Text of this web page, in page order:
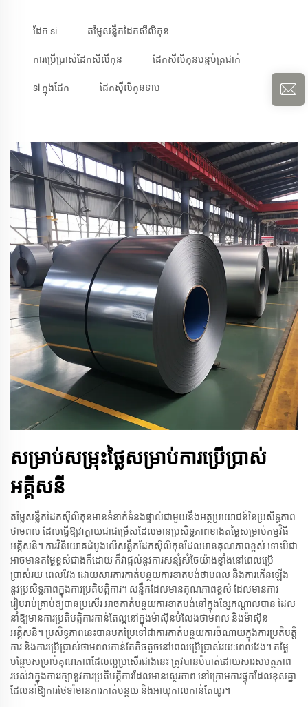
ដែក si តម្លៃសន្លឹកដែកសីលីកុន
ការប្រើប្រាស់ដែកសីលីកុន ដែកសីលីកុនបន្តប់ត្រជាក់
si ក្នុងដែក ដែកស៊ីលីកូនទាប
សម្រាប់សម្រុះថ្លៃសម្រាប់ការប្រើប្រាស់
អគ្គីសនី
តម្លៃសន្លឹកដែកស៊ីលីកុនមានទំនាក់ទំនងផ្ទាល់ជាមួយនឹងអត្ថប្រយោជន៍នៃប្រសិទ្ធភាព
ថាមពល ដែលធ្វើឱ្យវាក្លាយជាជម្រើសដែលមានប្រសិទ្ធភាពខាងតម្លៃសម្រាប់កម្មវិធី
អគ្គិសនី។ ការវិនិយោគដំបូងលើសន្លឹកដែកស៊ីលីកុនដែលមានគុណភាពខ្ពស់ ទោះបីជា
អាចមានតម្លៃខ្ពស់ជាងក៏ដោយ ក៏វាផ្តល់នូវការសន្សំសំចៃយ៉ាងខ្លាំងនៅពេលប្រើ
ប្រាស់រយៈពេលវែង ដោយសារការកាត់បន្ថយការខាតបង់ថាមពល និងការកើនឡើង
នូវប្រសិទ្ធភាពក្នុងការប្រតិបត្តិការ។ សន្លឹកដែលមានគុណភាពខ្ពស់ ដែលមានការ
រៀបរាប់គ្រាប់ឱ្យបានប្រសើរ អាចកាត់បន្ថយការខាតបង់នៅក្នុងខ្សែកណ្ដាលបាន ដែល
នាំឱ្យមានការប្រតិបត្តិការកាន់តែល្អនៅក្នុងម៉ាស៊ីនបំលែងថាមពល និងម៉ាស៊ីន
អគ្គិសនី។ ប្រសិទ្ធភាពនេះបានបកប្រែទៅជាការកាត់បន្ថយការចំណាយក្នុងការប្រតិបត្តិ
ការ និងការប្រើប្រាស់ថាមពលកាន់តែតិចតួចនៅពេលប្រើប្រាស់រយៈពេលវែង។ តម្លៃ
បន្ថែមសម្រាប់គុណភាពដែលល្អប្រសើរជាងនេះ ត្រូវបានបំបាត់ដោយសារសមត្ថភាព
របស់វាក្នុងការរក្សានូវការប្រតិបត្តិការដែលមានស្ថេរភាព នៅក្រោមការផ្ទុកដែលខុសគ្នា
ដែលនាំឱ្យការថែទាំមានការកាត់បន្ថយ និងអាយុកាលកាន់តែយូរ។